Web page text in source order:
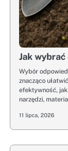
Jak
Wybór
znacząco
efektywność,
narzędzi,
11 lipca, 2026